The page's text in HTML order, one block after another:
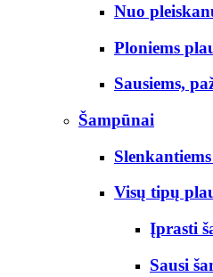
Nuo
Ploniems
Sausiems,
Šampūnai
Visų tipų
Įprasti
Sausi